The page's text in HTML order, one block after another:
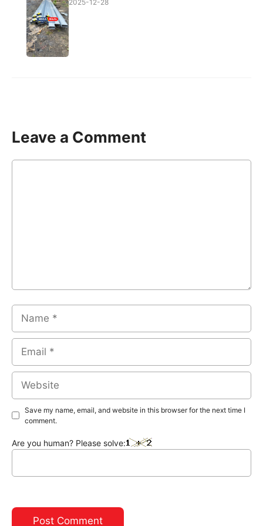
2025-12-28
Leave a Comment
Comment
Name
Email
Website
Save my name, email, and website in this browser for the next time I
comment.
Are you human? Please solve: